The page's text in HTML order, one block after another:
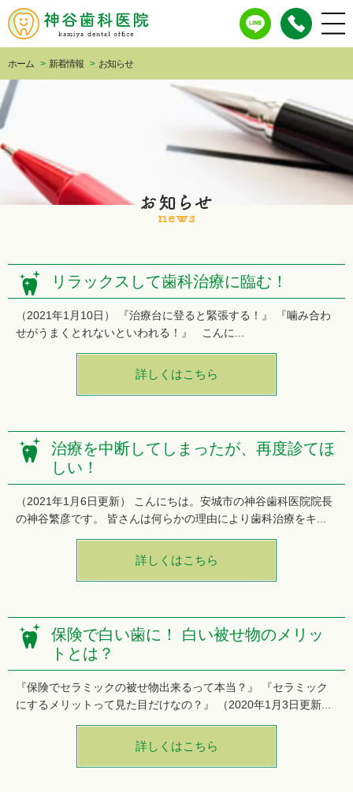
ホーム > 新着情報 > お知らせ
リラックスして歯科治療に臨む！
（2021年1月10日） 『治療台に登ると緊張する！』 『噛み合わ
せがうまくとれないといわれる！』 こんに...
詳しくはこちら
治療を中断してしまったが、再度診てほ
しい！
（2021年1月6日更新） こんにちは。安城市の神谷歯科医院院長
の神谷繁彦です。 皆さんは何らかの理由により歯科治療をキ...
詳しくはこちら
保険で白い歯に！ 白い被せ物のメリッ
トとは？
『保険でセラミックの被せ物出来るって本当？』 『セラミック
にするメリットって見た目だけなの？』 （2020年1月3日更新...
詳しくはこちら